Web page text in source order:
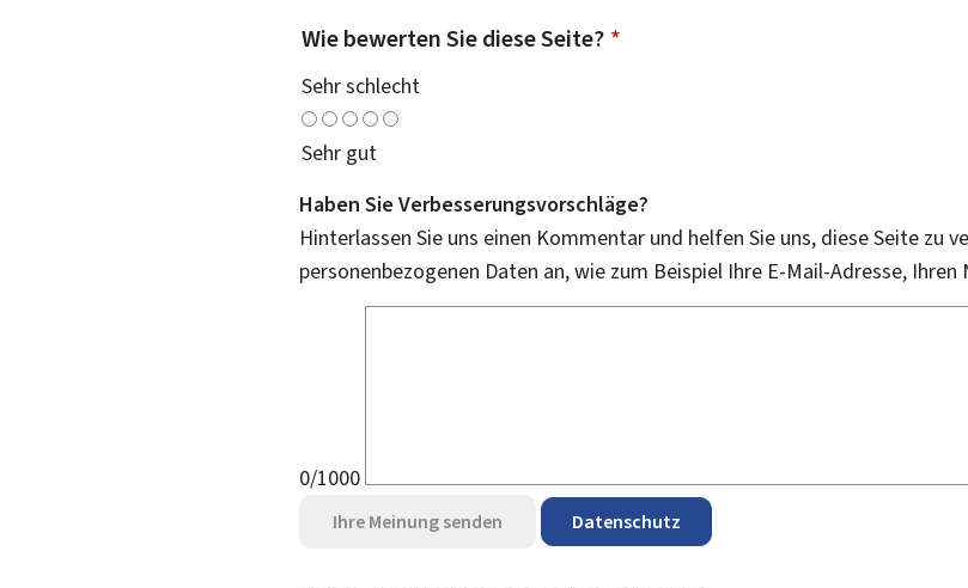
Wie bewerten Sie diese Seite? *
Sehr schlecht
Sehr gut
Haben Sie Verbesserungsvorschläge?
Hinterlassen Sie uns einen Kommentar und helfen Sie uns, diese Seite zu
personenbezogenen Daten an, wie zum Beispiel Ihre E-Mail-Adresse,
0/1000
Ihre Meinung senden Datenschutz